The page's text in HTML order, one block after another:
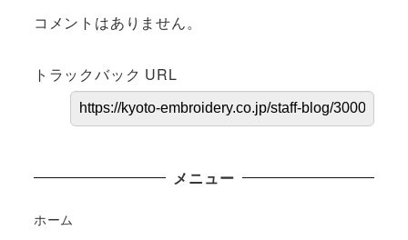
コメントはありません。
トラックバック URL
メニュー
ホーム